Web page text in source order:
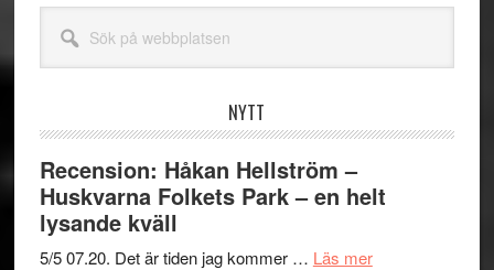
webbplatsen
NYTT
Recension: Håkan Hellström –
Huskvarna Folkets Park – en helt
lysande kväll
5/5 07.20. Det är tiden jag kommer … Läs merom